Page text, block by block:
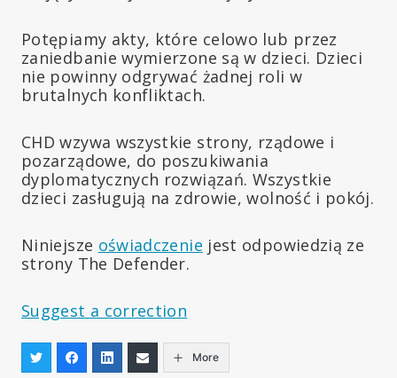
Potępiamy akty, które celowo lub przez
zaniedbanie wymierzone są w dzieci. Dzieci
nie powinny odgrywać żadnej roli w
brutalnych konfliktach.
CHD wzywa wszystkie strony, rządowe i
pozarządowe, do poszukiwania
dyplomatycznych rozwiązań. Wszystkie
dzieci zasługują na zdrowie, wolność i pokój.
Niniejsze oświadczenie jest odpowiedzią ze
strony The Defender.
Suggest a correction
More